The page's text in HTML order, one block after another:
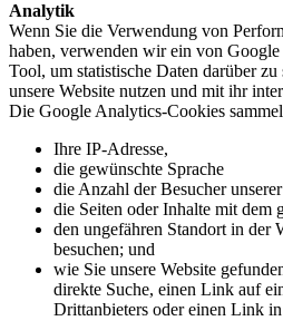
Analytik
Wenn Sie die Verwendung von
haben, verwenden wir ein von Google
Tool, um statistische Daten darüber
unsere Website nutzen und mit ihr
Die Google Analytics-Cookies
Ihre IP-Adresse,
die gewünschte Sprache
die Anzahl der Besucher
die Seiten oder Inhalte mit dem
den ungefähren Standort in der
besuchen; und
wie Sie unsere Website
direkte Suche, einen Link auf
Drittanbieters oder einen Link